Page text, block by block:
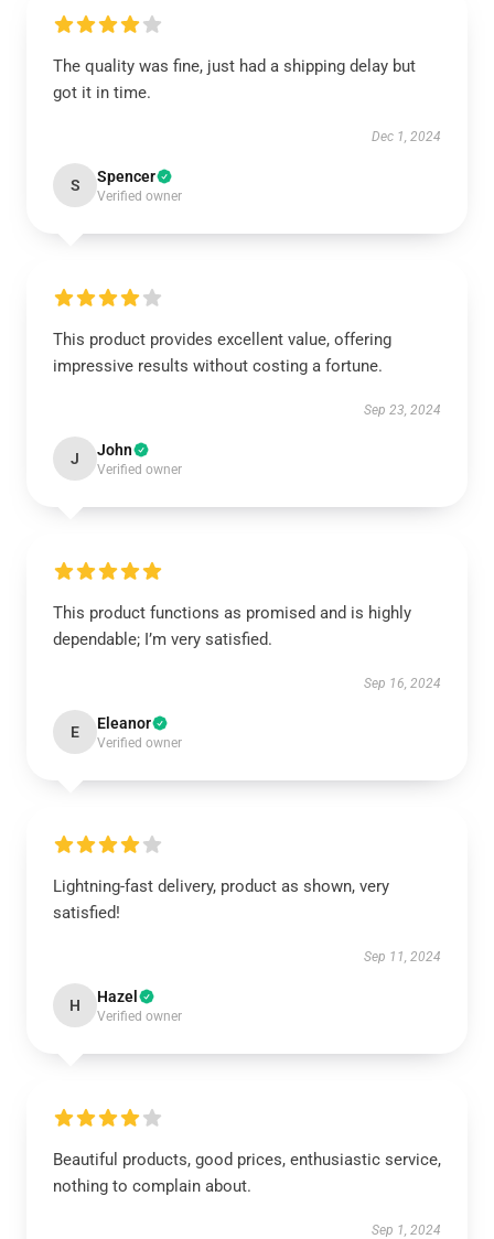
The quality was fine, just had a shipping delay but
got it in time.
Dec 1, 2024
S Spencer
Verified owner
This product provides excellent value, offering
impressive results without costing a fortune.
Sep 23, 2024
J John
Verified owner
This product functions as promised and is highly
dependable; I’m very satisfied.
Sep 16, 2024
E Eleanor
Verified owner
Lightning-fast delivery, product as shown, very
satisfied!
Sep 11, 2024
H Hazel
Verified owner
Beautiful products, good prices, enthusiastic service,
nothing to complain about.
Sep 1, 2024